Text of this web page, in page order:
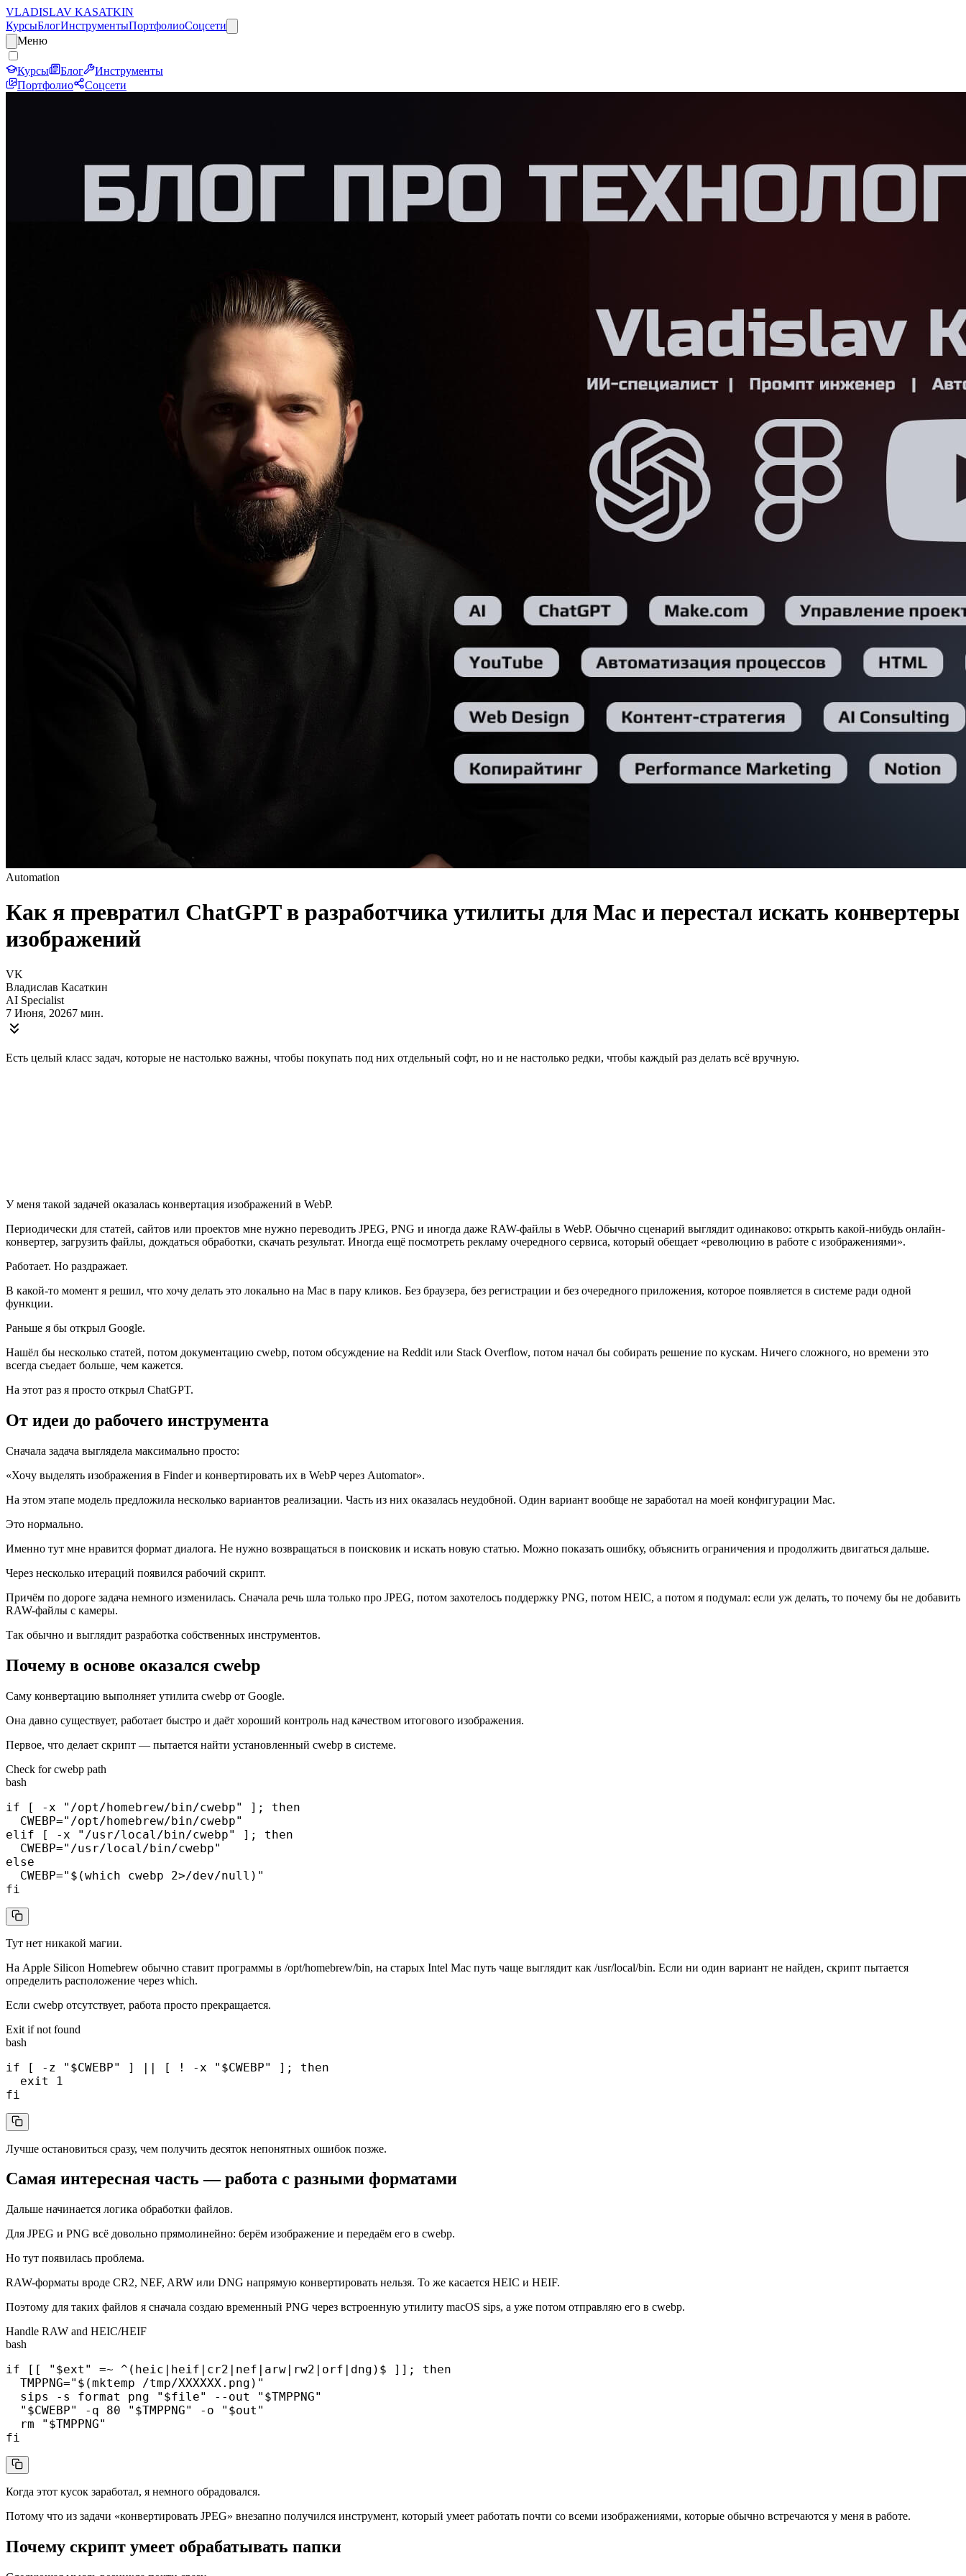
VLADISLAV KASATKIN
КурсыБлогИнструментыПортфолиоСоцсети
Меню
Курсы Блог
Инструменты
Портфолио
Соцсети
Automation
Как я превратил ChatGPT в разработчика утилиты для Mac и перестал искать конвертеры
изображений
VK
Владислав Касаткин
AI Specialist
7 Июня, 20267 мин.
Есть целый класс задач, которые не настолько важны, чтобы покупать под них отдельный софт, но и не настолько редки, чтобы каждый раз делать всё вручную.
У меня такой задачей оказалась конвертация изображений в WebP.
Периодически для статей, сайтов или проектов мне нужно переводить JPEG, PNG и иногда даже RAW-файлы в WebP. Обычно сценарий выглядит одинаково: открыть какой-нибудь онлайн-
конвертер, загрузить файлы, дождаться обработки, скачать результат. Иногда ещё посмотреть рекламу очередного сервиса, который обещает «революцию в работе с изображениями».
Работает. Но раздражает.
В какой-то момент я решил, что хочу делать это локально на Mac в пару кликов. Без браузера, без регистрации и без очередного приложения, которое появляется в системе ради одной
функции.
Раньше я бы открыл Google.
Нашёл бы несколько статей, потом документацию cwebp, потом обсуждение на Reddit или Stack Overflow, потом начал бы собирать решение по кускам. Ничего сложного, но времени это
всегда съедает больше, чем кажется.
На этот раз я просто открыл ChatGPT.
От идеи до рабочего инструмента
Сначала задача выглядела максимально просто:
«Хочу выделять изображения в Finder и конвертировать их в WebP через Automator».
На этом этапе модель предложила несколько вариантов реализации. Часть из них оказалась неудобной. Один вариант вообще не заработал на моей конфигурации Mac.
Это нормально.
Именно тут мне нравится формат диалога. Не нужно возвращаться в поисковик и искать новую статью. Можно показать ошибку, объяснить ограничения и продолжить двигаться дальше.
Через несколько итераций появился рабочий скрипт.
Причём по дороге задача немного изменилась. Сначала речь шла только про JPEG, потом захотелось поддержку PNG, потом HEIC, а потом я подумал: если уж делать, то почему бы не добавить
RAW-файлы с камеры.
Так обычно и выглядит разработка собственных инструментов.
Почему в основе оказался cwebp
Саму конвертацию выполняет утилита cwebp от Google.
Она давно существует, работает быстро и даёт хороший контроль над качеством итогового изображения.
Первое, что делает скрипт — пытается найти установленный cwebp в системе.
Check for cwebp path
bash
if [ -x "/opt/homebrew/bin/cwebp" ]; then
  CWEBP="/opt/homebrew/bin/cwebp"
elif [ -x "/usr/local/bin/cwebp" ]; then
  CWEBP="/usr/local/bin/cwebp"
else
  CWEBP="$(which cwebp 2>/dev/null)"
fi
Тут нет никакой магии.
На Apple Silicon Homebrew обычно ставит программы в /opt/homebrew/bin, на старых Intel Mac путь чаще выглядит как /usr/local/bin. Если ни один вариант не найден, скрипт пытается
определить расположение через which.
Если cwebp отсутствует, работа просто прекращается.
Exit if not found
bash
if [ -z "$CWEBP" ] || [ ! -x "$CWEBP" ]; then
  exit 1
fi
Лучше остановиться сразу, чем получить десяток непонятных ошибок позже.
Самая интересная часть — работа с разными форматами
Дальше начинается логика обработки файлов.
Для JPEG и PNG всё довольно прямолинейно: берём изображение и передаём его в cwebp.
Но тут появилась проблема.
RAW-форматы вроде CR2, NEF, ARW или DNG напрямую конвертировать нельзя. То же касается HEIC и HEIF.
Поэтому для таких файлов я сначала создаю временный PNG через встроенную утилиту macOS sips, а уже потом отправляю его в cwebp.
Handle RAW and HEIC/HEIF
bash
if [[ "$ext" =~ ^(heic|heif|cr2|nef|arw|rw2|orf|dng)$ ]]; then
  TMPPNG="$(mktemp /tmp/XXXXXX.png)"
  sips -s format png "$file" --out "$TMPPNG"
  "$CWEBP" -q 80 "$TMPPNG" -o "$out"
  rm "$TMPPNG"
fi
Когда этот кусок заработал, я немного обрадовался.
Потому что из задачи «конвертировать JPEG» внезапно получился инструмент, который умеет работать почти со всеми изображениями, которые обычно встречаются у меня в работе.
Почему скрипт умеет обрабатывать папки